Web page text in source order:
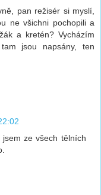
pan režisér si myslí,
ne všichni pochopili a
a kretén? Vycházím
jsou napsány, ten
ze všech tělních